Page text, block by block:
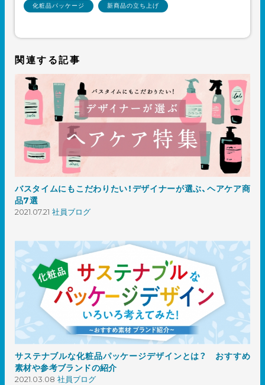
化粧品パッケージ 新商品の立ち上げ
関連する記事
バスタイムにもこだわりたい！デザイナーが選ぶ、ヘアケア商
品7選
2021.07.21 社員ブログ
サステナブルな化粧品パッケージデザインとは？ おすすめ
素材や参考ブランドの紹介
2021.03.08 社員ブログ